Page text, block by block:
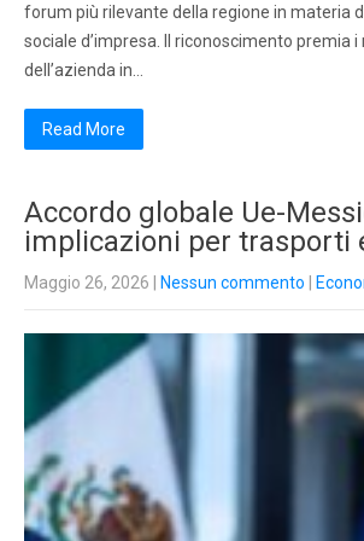
forum più rilevante della regione in materia
sociale d’impresa. Il riconoscimento premia i
dell’azienda in…
Read More
Accordo globale Ue-
implicazioni per trasporti
Maggio 26, 2026 Nessun commento